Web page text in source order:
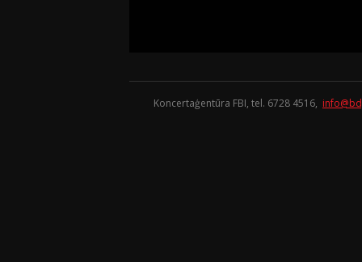
Koncertaģentūra FBI, tel. 6728 4516,